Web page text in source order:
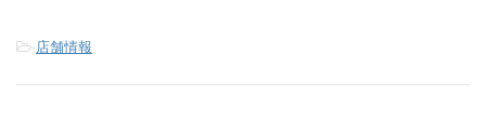
-店舗情報